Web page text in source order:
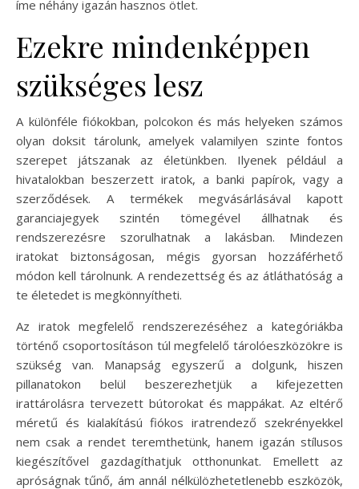
íme néhány igazán hasznos ötlet.
Ezekre mindenképpen
szükséges lesz
A különféle fiókokban, polcokon és más helyeken számos
olyan doksit tárolunk, amelyek valamilyen szinte fontos
szerepet játszanak az életünkben. Ilyenek például a
hivatalokban beszerzett iratok, a banki papírok, vagy a
szerződések. A termékek megvásárlásával kapott
garanciajegyek szintén tömegével állhatnak és
rendszerezésre szorulhatnak a lakásban. Mindezen
iratokat biztonságosan, mégis gyorsan hozzáférhető
módon kell tárolnunk. A rendezettség és az átláthatóság a
te életedet is megkönnyítheti.
Az iratok megfelelő rendszerezéséhez a kategóriákba
történő csoportosításon túl megfelelő tárolóeszközökre is
szükség van. Manapság egyszerű a dolgunk, hiszen
pillanatokon belül beszerezhetjük a kifejezetten
irattárolásra tervezett bútorokat és mappákat. Az eltérő
méretű és kialakítású fiókos iratrendező szekrényekkel
nem csak a rendet teremthetünk, hanem igazán stílusos
kiegészítővel gazdagíthatjuk otthonunkat. Emellett az
apróságnak tűnő, ám annál nélkülözhetetlenebb eszközök,